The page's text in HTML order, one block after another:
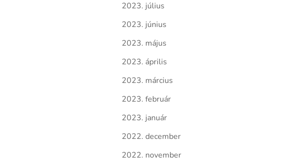
2023. július
2023. június
2023. május
2023. április
2023. március
2023. február
2023. január
2022. december
2022. november